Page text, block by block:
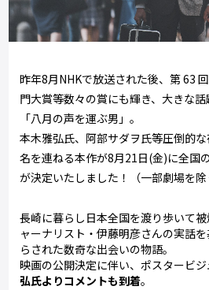
昨年8月NHKで放送された後、第 63
門大賞等数々の賞にも輝き、大きな
「八月の声を運ぶ男」。
本木雅弘氏、阿部サダヲ氏等圧倒的
名を連ねる本作が8月21日(金)に全国
が決定いたしました！（一部劇場を除
長崎に暮らし日本全国を渡り歩いて
ャーナリスト・伊藤明彦さんの実話
らされた数奇な出会いの物語。
映画の公開決定に伴い、ポスタービ
弘氏よりコメントも到着。